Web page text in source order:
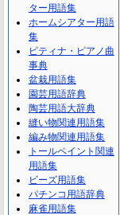
ター用語集
ホームシアター用語
集
ピティナ・ピアノ曲
事典
盆栽用語集
園芸用語辞典
陶芸用語大辞典
縫い物関連用語集
編み物関連用語集
トールペイント関連
用語集
ビーズ用語集
パチンコ用語辞典
麻雀用語集